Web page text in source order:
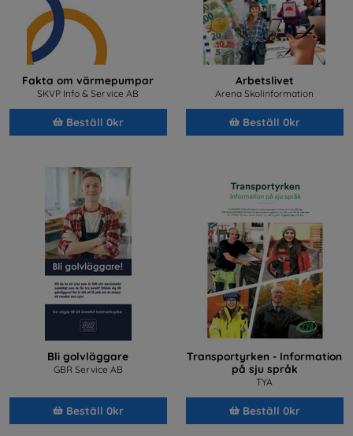
Fakta om värmepumpar
SKVP Info & Service AB
Beställ 0kr
Arbetslivet
Arena Skolinformation
Beställ 0kr
Bli golvläggare
GBR Service AB
Beställ 0kr
Transportyrken - Information
på sju språk
TYA
Beställ 0kr